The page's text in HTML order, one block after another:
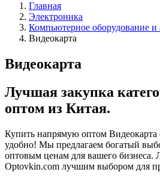
Главная
Электроника
Компьютерное оборудование и
Видеокарта
Видеокарта
Лучшая закупка
оптом из Китая.
Купить напрямую оптом Видеокарта
удобно! Мы предлагаем богатый
оптовым ценам для вашего бизнеса.
Optovkin.com лучшим выбором для